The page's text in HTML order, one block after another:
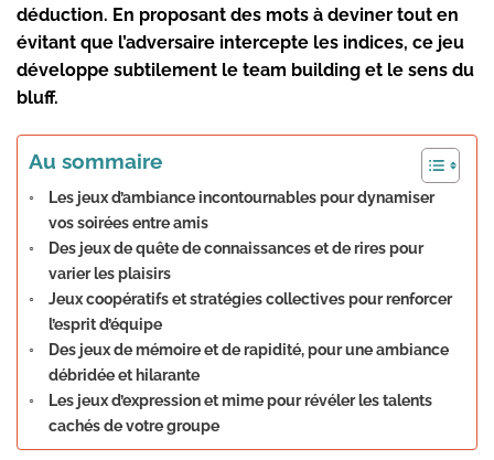
déduction. En proposant des mots à deviner tout en
évitant que l’adversaire intercepte les indices, ce jeu
développe subtilement le team building et le sens du
bluff.
Au sommaire
Les jeux d’ambiance incontournables pour dynamiser
vos soirées entre amis
Des jeux de quête de connaissances et de rires pour
varier les plaisirs
Jeux coopératifs et stratégies collectives pour renforcer
l’esprit d’équipe
Des jeux de mémoire et de rapidité, pour une ambiance
débridée et hilarante
Les jeux d’expression et mime pour révéler les talents
cachés de votre groupe